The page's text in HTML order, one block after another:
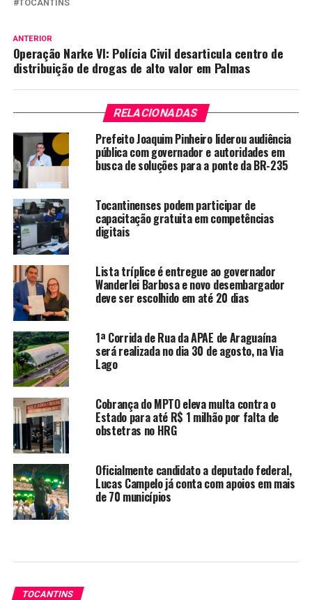
TOCANTINS
ANTERIOR
Operação Narke VI: Polícia Civil desarticula centro de
distribuição de drogas de alto valor em Palmas
RELACIONADAS
Prefeito Joaquim Pinheiro liderou audiência
pública com governador e autoridades em
busca de soluções para a ponte da BR-235
Tocantinenses podem participar de
capacitação gratuita em competências
digitais
Lista tríplice é entregue ao governador
Wanderlei Barbosa e novo desembargador
deve ser escolhido em até 20 dias
1ª Corrida de Rua da APAE de Araguaína
será realizada no dia 30 de agosto, na Via
Lago
Cobrança do MPTO eleva multa contra o
Estado para até R$ 1 milhão por falta de
obstetras no HRG
Oficialmente candidato a deputado federal,
Lucas Campelo já conta com apoios em mais
de 70 municípios
TOCANTINS